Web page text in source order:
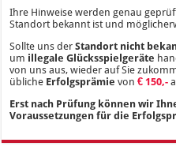
Ihre Hinweise werden genau
Standort bekannt ist und
Sollte uns derStandort nicht
um illegale Glücksspielgeräte
von uns aus, wieder auf Sie
übliche Erfolgsprämievon € 150,-
Erst nach Prüfung können wir
Voraussetzungen für die